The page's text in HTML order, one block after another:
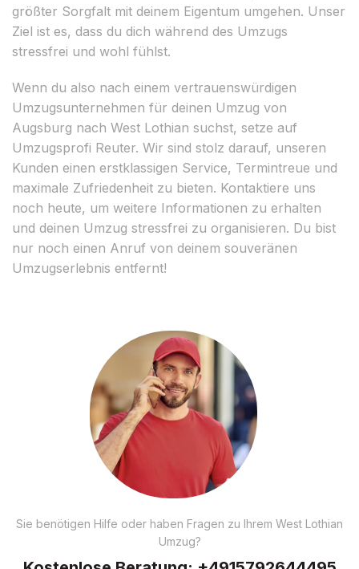
größter Sorgfalt mit deinem Eigentum umgehen. Unser
Ziel ist es, dass du dich während des Umzugs
stressfrei und wohl fühlst.
Wenn du also nach einem vertrauenswürdigen
Umzugsunternehmen für deinen Umzug von
Augsburg nach West Lothian suchst, setze auf
Umzugsprofi Reuter. Wir sind stolz darauf, unseren
Kunden einen erstklassigen Service, Termintreue und
maximale Zufriedenheit zu bieten. Kontaktiere uns
noch heute, um weitere Informationen zu erhalten
und deinen Umzug stressfrei zu organisieren. Du bist
nur noch einen Anruf von deinem souveränen
Umzugserlebnis entfernt!
Sie benötigen Hilfe oder haben Fragen zu Ihrem West Lothian
Umzug?